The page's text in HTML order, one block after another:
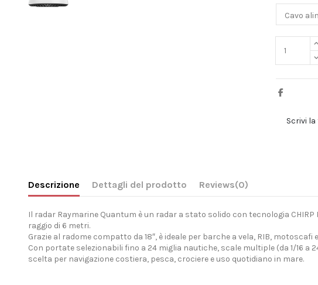
Scrivi
Descrizione Dettagli del prodotto Reviews(0)
Il radar Raymarine Quantum è un radar a stato solido con tecnologia
raggio di 6 metri.
Grazie al radome compatto da 18″, è ideale per barche a vela, RIB,
Con portate selezionabili fino a 24 miglia nautiche, scale multiple (da 1/16
scelta per navigazione costiera, pesca, crociere e uso quotidiano in mare.